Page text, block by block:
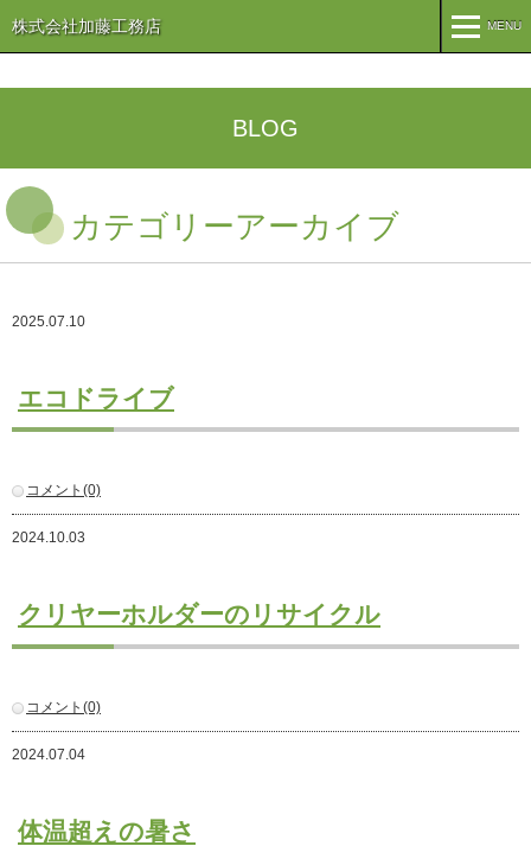
株式会社加藤工務店 MENU
コンセプト 会社概要
事業案内
公共施設 PFI事業
医療・福祉施設・幼稚園
代表メッセージ
募集要項
BLOG
カテゴリーアーカイブ
2025.07.10
エコドライブ
コメント(0)
2024.10.03
クリヤーホルダーのリサイクル
コメント(0)
2024.07.04
体温超えの暑さ